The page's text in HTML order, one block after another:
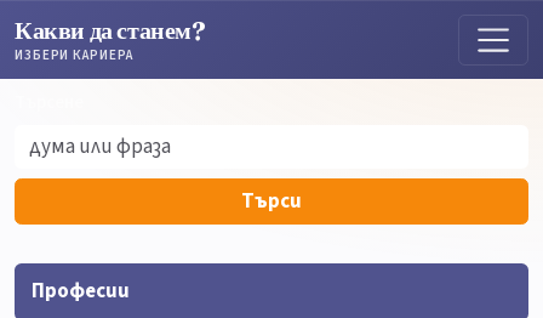
Какви да станем?
ИЗБЕРИ КАРИЕРА
Търси
Професии